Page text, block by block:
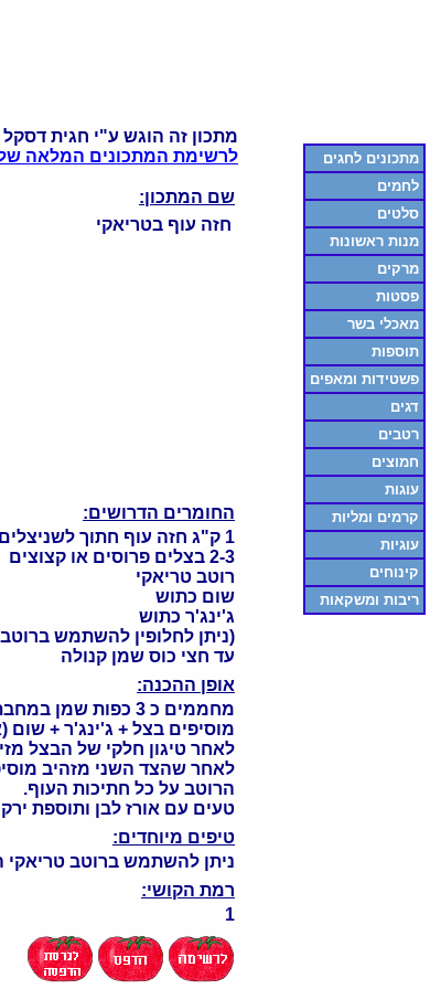
מתכונים לחגים
לחמים
סלטים
מנות ראשונות
מרקים
פסטות
מאכלי בשר
תוספות
פשטידות ומאפים
דגים
רטבים
חמוצים
עוגות
קרמים ומליות
עוגיות
קינוחים
ריבות ומשקאות
מתכון זה הוגש ע"י חגית דסקל
לרשימת המתכונים המלאה
שם המתכון:
חזה עוף בטריאקי
החומרים הדרושים:
1 ק"ג חזה עוף חתוך לשניצלים / קוביות / רצועות
2-3 בצלים פרוסים או קצוצים
רוטב טריאקי
שום כתוש
ג'ינג'ר כתוש
(ניתן לחלופין להשתמש
עד חצי כוס שמן קנולה
אופן ההכנה:
מחממים כ 3 כפות שמן במחבת טפלון
מוסיפים בצל + ג'ינג'ר +
לאחר טיגון חלקי של הבצל
לאחר שהצד השני מזהיב
הרוטב על כל חתיכות העוף.
טעים עם אורז לבן ותוספת ירק
טיפים מיוחדים:
ניתן להשתמש ברוטב טריאקי
רמת הקושי:
1